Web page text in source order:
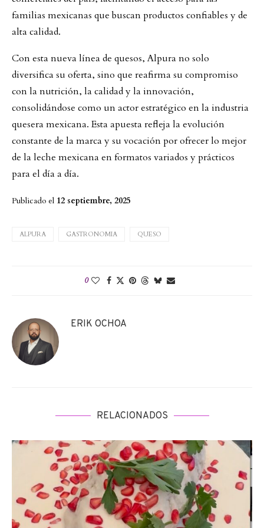
familias mexicanas que buscan productos confiables y de
alta calidad.
Con esta nueva línea de quesos, Alpura no solo
diversifica su oferta, sino que reafirma su compromiso
con la nutrición, la calidad y la innovación,
consolidándose como un actor estratégico en la industria
quesera mexicana. Esta apuesta refleja la evolución
constante de la marca y su vocación por ofrecer lo mejor
de la leche mexicana en formatos variados y prácticos
para el día a día.
Publicado el 12 septiembre, 2025
ALPURA GASTRONOMIA QUESO
0
ERIK OCHOA
RELACIONADOS